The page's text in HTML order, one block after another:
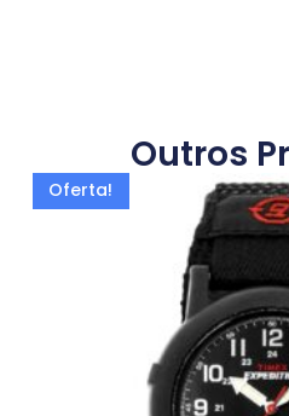
Outros
Oferta!